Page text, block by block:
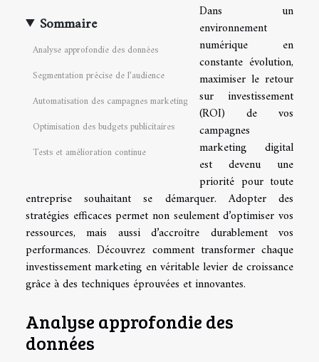
Sommaire
Analyse approfondie des données
Segmentation précise de l’audience
Automatisation des campagnes marketing
Optimisation des budgets publicitaires
Tests et amélioration continue
Dans un
environnement
numérique en
constante évolution,
maximiser le retour
sur investissement
(ROI) de vos
campagnes
marketing digital
est devenu une
priorité pour toute
entreprise souhaitant se démarquer. Adopter des
stratégies efficaces permet non seulement d’optimiser vos
ressources, mais aussi d’accroître durablement vos
performances. Découvrez comment transformer chaque
investissement marketing en véritable levier de croissance
grâce à des techniques éprouvées et innovantes.
Analyse approfondie des
données